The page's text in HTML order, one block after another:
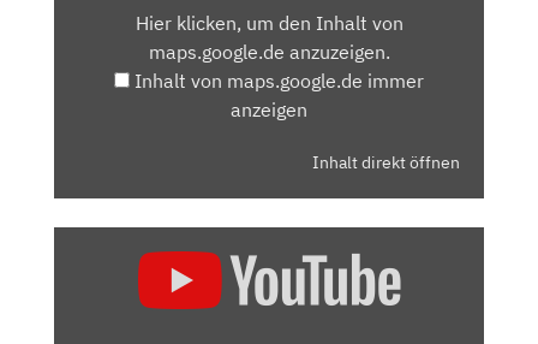
MAPS.GOOGLE.DEHier klicken, um den Inhalt von
maps.google.de anzuzeigen.
Inhalt von maps.google.de immer
anzeigen
Inhalt direkt öffnen